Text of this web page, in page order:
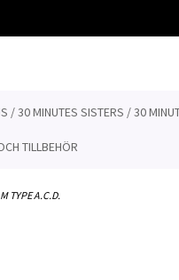
/ 30 MINUTES SISTERS / 30
TILLBEHÖR
TYPE A.C.D.